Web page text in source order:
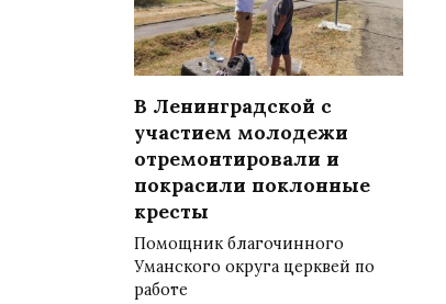
В Ленинградской с
участием молодежи
отремонтировали и
покрасили поклонные
кресты
Помощник благочинного
Уманского округа церквей по
работе